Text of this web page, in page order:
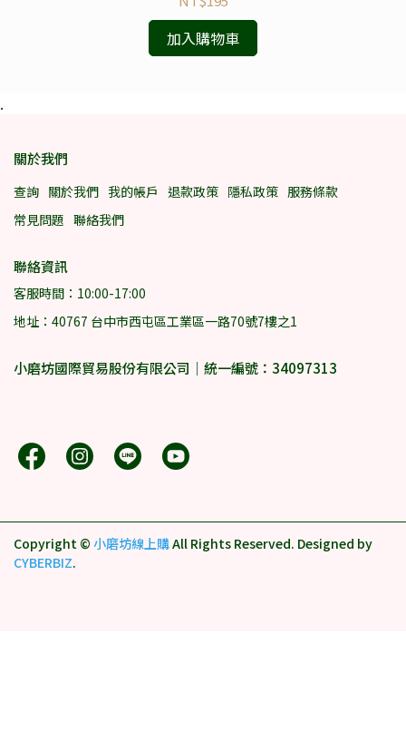
加入購物車
.
關於我們
查詢 關於我們 我的帳戶 退款政策 隱私政策 服務條款
常見問題 聯絡我們
聯絡資訊
客服時間：10:00-17:00
地址：40767 台中市西屯區工業區一路70號7樓之1
小磨坊國際貿易股份有限公司｜統一編號：34097313
Copyright © 小磨坊線上購All Rights Reserved. Designed by
CYBERBIZ.